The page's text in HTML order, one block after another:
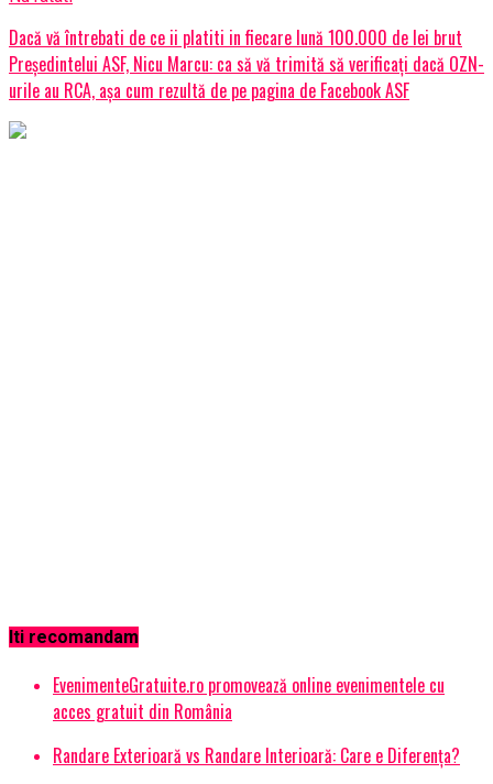
Dacă vă întrebati de ce ii platiti in fiecare lună 100.000 de lei brut
Președintelui ASF, Nicu Marcu: ca să vă trimită să verificați dacă OZN-
urile au RCA, așa cum rezultă de pe pagina de Facebook ASF
Iti recomandam
EvenimenteGratuite.ro promovează online evenimentele cu
acces gratuit din România
Randare Exterioară vs Randare Interioară: Care e Diferența?